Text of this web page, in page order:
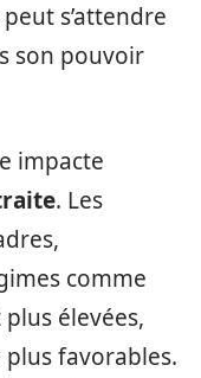
s’attendre
son pouvoir
impacte
. Les
comme
plus élevées,
favorables.